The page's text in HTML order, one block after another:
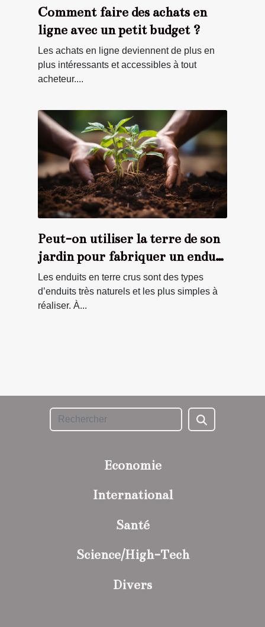
Comment faire des achats en
ligne avec un petit budget ?
Les achats en ligne deviennent de plus en
plus intéressants et accessibles à tout
acheteur....
Peut-on utiliser la terre de son
jardin pour fabriquer un enduit
pour ses mûrs ?
Les enduits en terre crus sont des types
d’enduits très naturels et les plus simples à
réaliser. À...
Economie
International
Santé
Science/High-Tech
Divers